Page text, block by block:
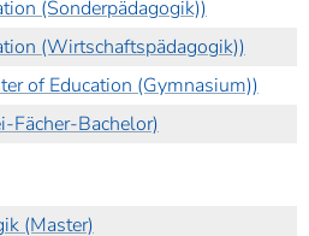
(Sonderpädagogik))
(Wirtschaftspädagogik))
of Education (Gymnasium))
Fächer-Bachelor)
(Master)